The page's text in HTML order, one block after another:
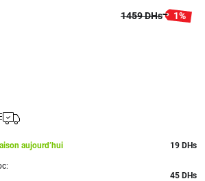
1%
1459DHs
aujourd’hui
19 DHs
45 DHs